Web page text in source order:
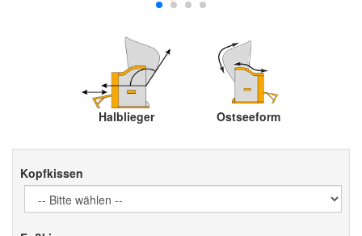
Halblieger Ostseeform
Kopfkissen